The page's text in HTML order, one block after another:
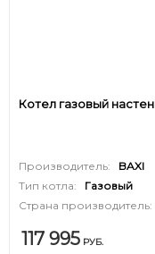
Котел газовый
Производитель:
BAXI
Тип котла:
Газовый
Страна производитель:
117 995 РУБ.